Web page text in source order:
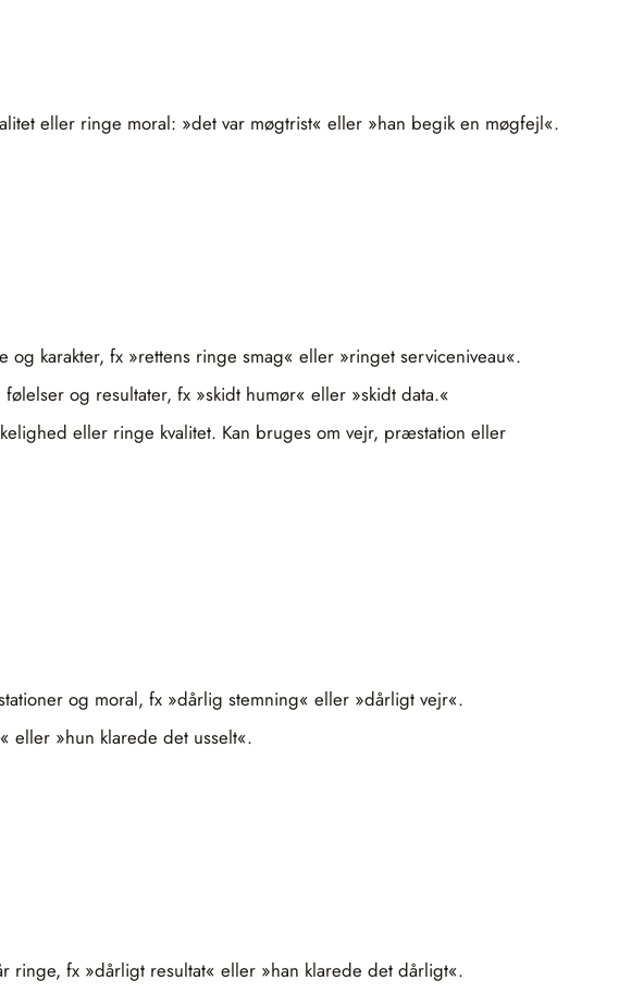
eller ringe moral: »det var møgtrist« eller »han begik en møgfejl«.
karakter, fx »rettens ringe smag« eller »ringet serviceniveau«.
og resultater, fx »skidt humør« eller »skidt data.«
eller ringe kvalitet. Kan bruges om vejr, præstation eller
og moral, fx »dårlig stemning« eller »dårligt vejr«.
eller »hun klarede det usselt«.
ringe, fx »dårligt resultat« eller »han klarede det dårligt«.